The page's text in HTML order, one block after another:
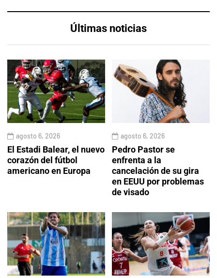
Últimas noticias
agosto 6, 2026
El Estadi Balear, el nuevo
corazón del fútbol
americano en Europa
agosto 6, 2026
Pedro Pastor se
enfrenta a la
cancelación de su gira
en EEUU por problemas
de visado